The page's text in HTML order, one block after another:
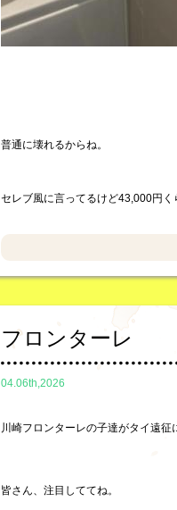
普通に壊れるからね。
セレブ風に言ってるけど43,000円く
フロンターレ
04.06th,2026
川崎フロンターレの子達がタイ遠征
皆さん、注目しててね。